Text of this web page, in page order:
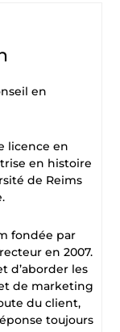
en
licence en
en histoire
de Reims
fondée par
en 2007.
d’aborder les
de marketing
du client,
toujours